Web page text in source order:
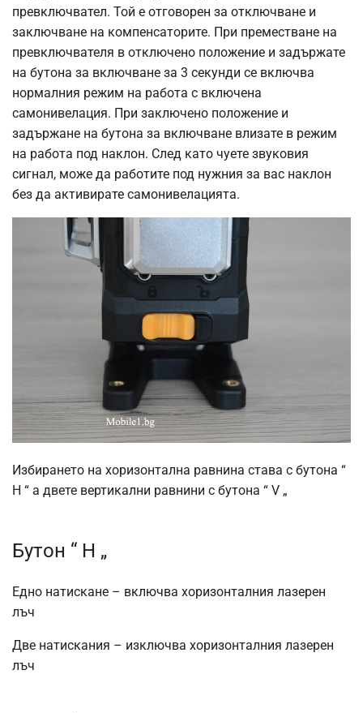
превключвател. Той е отговорен за отключване и
заключване на компенсаторите. При преместване на
превключвателя в отключено положение и задържате
на бутона за включване за 3 секунди се включва
нормалния режим на работа с включена
самонивелация. При заключено положение и
задържане на бутона за включване влизате в режим
на работа под наклон. След като чуете звуковия
сигнал, може да работите под нужния за вас наклон
без да активирате самонивелацията.
Избирането на хоризонтална равнина става с бутона “
H “ а двете вертикални равнини с бутона “ V „
Бутон “ H „
Едно натискане – включва хоризонталния лазерен
лъч
Две натискания – изключва хоризонталния лазерен
лъч